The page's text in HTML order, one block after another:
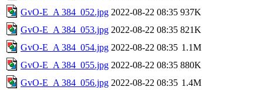
GvO-E_A 384_052.jpg 2022-08-22 08:35 937K
GvO-E_A 384_053.jpg 2022-08-22 08:35 821K
GvO-E_A 384_054.jpg 2022-08-22 08:35 1.1M
GvO-E_A 384_055.jpg 2022-08-22 08:35 880K
GvO-E_A 384_056.jpg 2022-08-22 08:35 1.4M